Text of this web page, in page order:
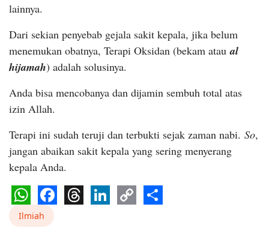
lainnya.
Dari sekian penyebab gejala sakit kepala, jika belum
menemukan obatnya, Terapi Oksidan (bekam ataual
hijamah) adalah solusinya.
Anda bisa mencobanya dan dijamin sembuh total atas
izin Allah.
Terapi ini sudah teruji dan terbukti sejak zaman nabi. So,
jangan abaikan sakit kepala yang sering menyerang
kepala Anda.
WhatsApp
Facebook
Ilmiah